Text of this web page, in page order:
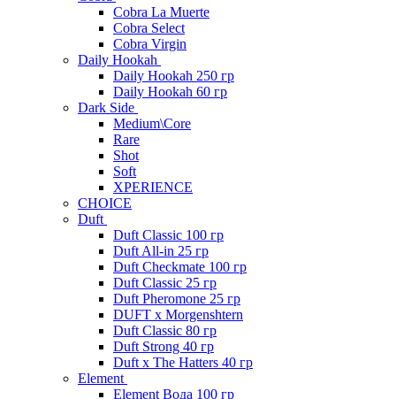
Cobra La Muerte
Cobra Select
Cobra Virgin
Daily Hookah
Daily Hookah 250 гр
Daily Hookah 60 гр
Dark Side
Medium\Core
Rare
Shot
Soft
XPERIENCE
CHOICE
Duft
Duft Classic 100 гр
Duft All-in 25 гр
Duft Checkmate 100 гр
Duft Classic 25 гр
Duft Pheromone 25 гр
DUFT x Morgenshtern
Duft Classic 80 гр
Duft Strong 40 гр
Duft x The Hatters 40 гр
Element
Element Вода 100 гр